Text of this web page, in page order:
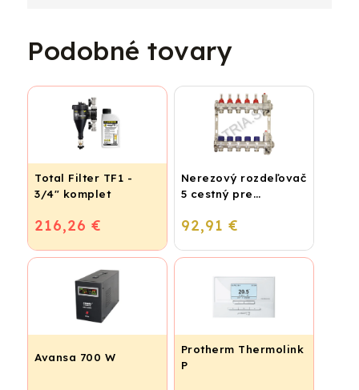
Podobné tovary
Total Filter TF1 -
3/4" komplet
216,26 €
Nerezový rozdeľovač
5 cestný pre
vykurovanie
92,91 €
Avansa 700 W
Protherm Thermolink
P